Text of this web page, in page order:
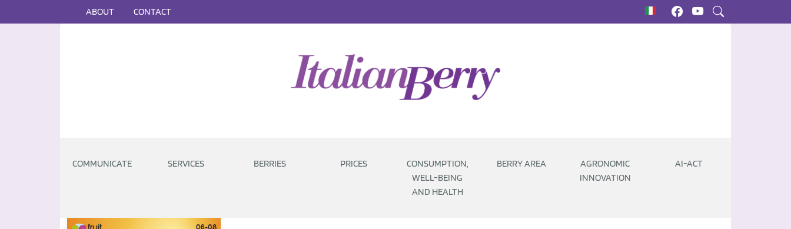
ABOUT CONTACT
COMMUNICATE SERVICES BERRIES PRICES
CONSUMPTION,
WELL-BEING
AND HEALTH
BERRY AREA
AGRONOMIC
INNOVATION
AI-ACT